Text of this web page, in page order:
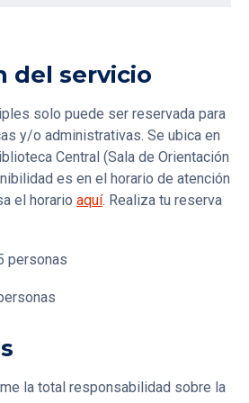
del servicio
solo puede ser reservada para
y/o administrativas. Se ubica en
Central (Sala de Orientación
es en el horario de atención
el horario aquí. Realiza tu reserva
personas
la total responsabilidad sobre la